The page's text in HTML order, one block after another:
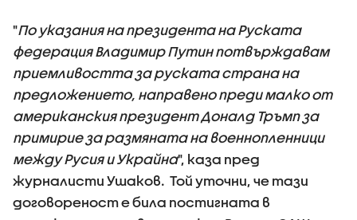
"По указания на президента на Руската
федерация Владимир Путин потвърждавам
приемливостта за руската страна на
предложението, направено преди малко от
американския президент Доналд Тръмп за
примирие за размяната на военнопленници
между Русия и Украйна", каза пред
журналисти Ушаков. Той уточни, че тази
договореност е била постигната в